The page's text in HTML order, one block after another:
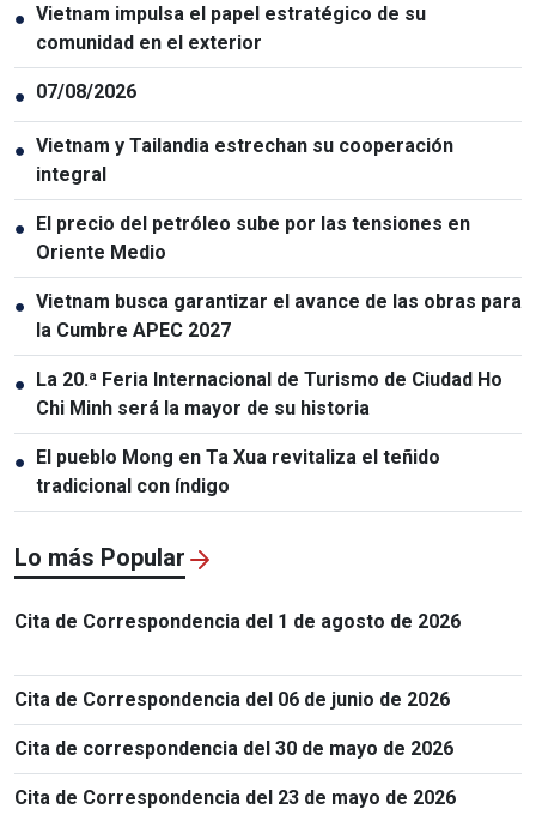
● Vietnam impulsa el papel estratégico de su
comunidad en el exterior
● 07/08/2026
● Vietnam y Tailandia estrechan su cooperación
integral
● El precio del petróleo sube por las tensiones en
Oriente Medio
● Vietnam busca garantizar el avance de las obras para
la Cumbre APEC 2027
● La 20.ª Feria Internacional de Turismo de Ciudad Ho
Chi Minh será la mayor de su historia
● El pueblo Mong en Ta Xua revitaliza el teñido
tradicional con índigo
Lo más Popular
Cita de Correspondencia del 1 de agosto de 2026
Cita de Correspondencia del 06 de junio de 2026
Cita de correspondencia del 30 de mayo de 2026
Cita de Correspondencia del 23 de mayo de 2026